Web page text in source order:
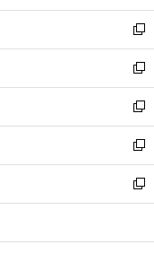
開
く
ウ
で
開
く
ン
ド
ウ
で
開
く
ウ
ィ
ン
ド
ウ
で
開
く
新
し
い
ウ
ィ
ン
ド
ウ
で
開
新
し
い
ウ
ィ
ン
ド
ウ
開
新
し
い
ウ
ィ
ン
ウ
新
し
い
ウ
ン
新
し
ウ